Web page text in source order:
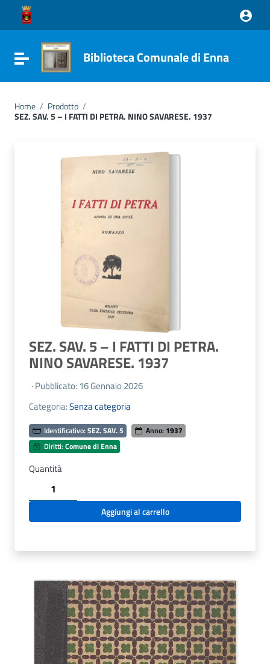
Vai ai contenuti
Vai al menu di navigazione
Vai al footer
Attiva / disattiva la navigazione
Biblioteca Comunale di Enna
Home / Prodotto /
SEZ. SAV. 5 – I FATTI DI PETRA. NINO SAVARESE. 1937
SEZ. SAV. 5 – I FATTI DI PETRA.
NINO SAVARESE. 1937
· Pubblicato: 16 Gennaio 2026
Categoria:Senza categoria
Identificativo: SEZ. SAV. 5 Anno: 1937
Diritti:Comune di Enna
Quantità
5
-
DI
SAVARESE.
1937
quantità
Aggiungi al carrello